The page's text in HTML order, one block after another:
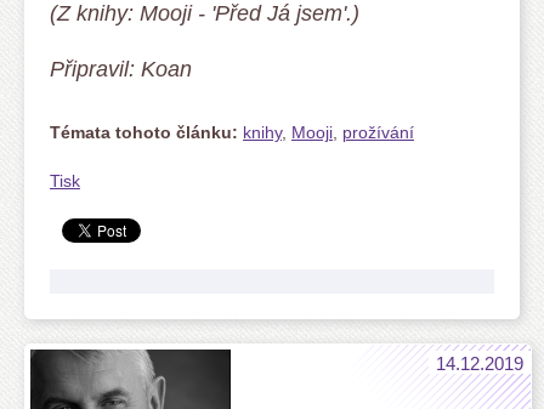
(Z knihy: Mooji - 'Před Já jsem'.)
Připravil: Koan
Témata tohoto článku: knihy, Mooji, prožívání
Tisk
14.12.2019